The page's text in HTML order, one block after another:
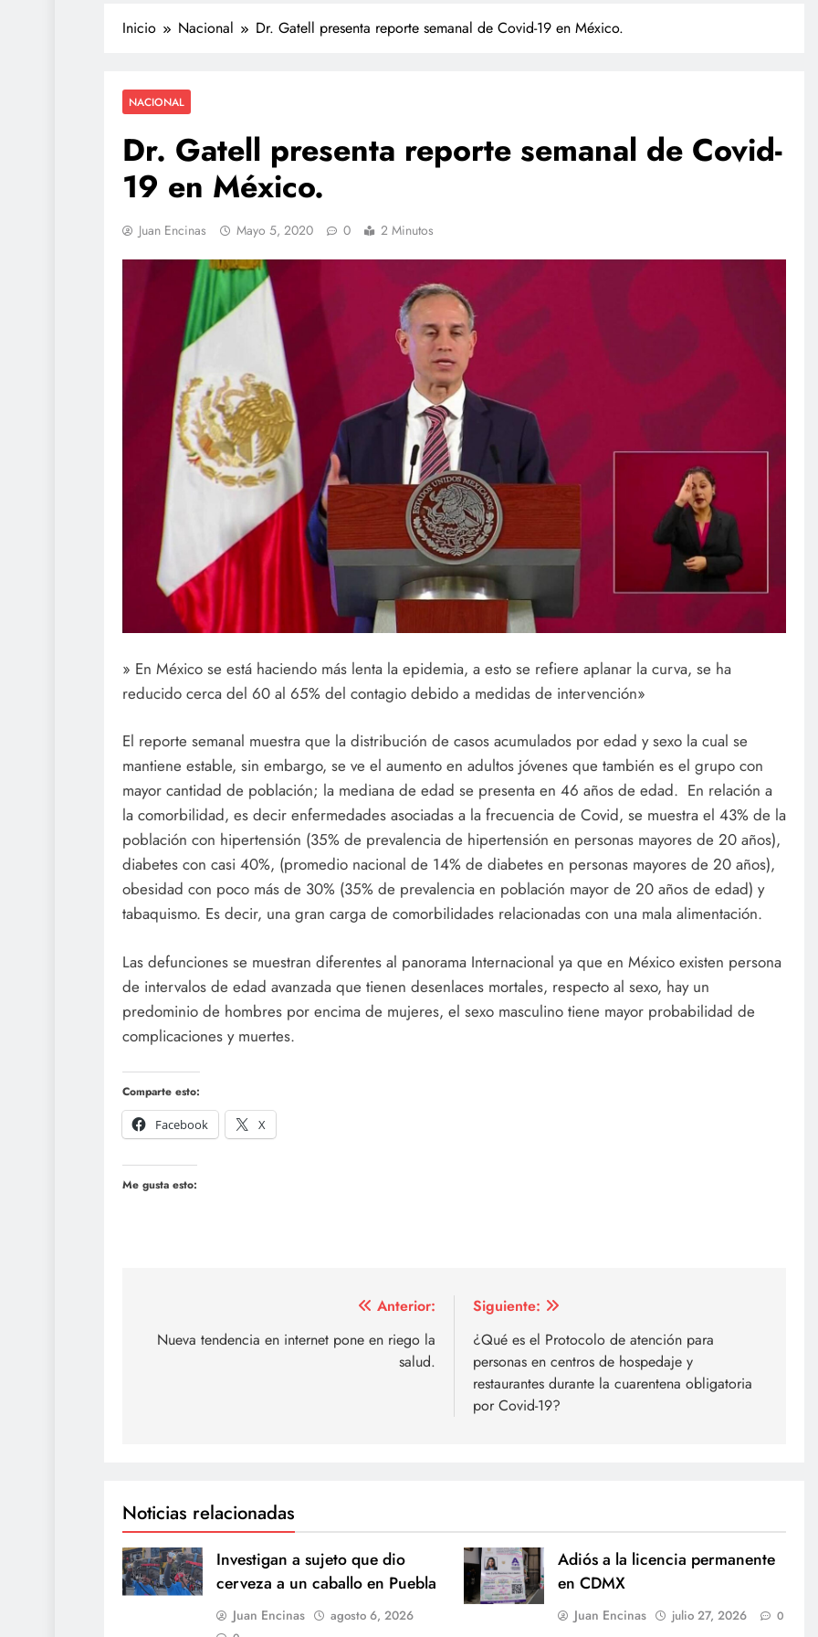
Inicio Nacional Dr. Gatell presenta reporte semanal de Covid-19 en México.
NACIONAL
Dr. Gatell presenta reporte semanal de Covid-
19 en México.
Juan Encinas Mayo 5, 2020 0 2 Minutos
» En México se está haciendo más lenta la epidemia, a esto se refiere aplanar la curva, se ha
reducido cerca del 60 al 65% del contagio debido a medidas de intervención»
El reporte semanal muestra que la distribución de casos acumulados por edad y sexo la cual se
mantiene estable, sin embargo, se ve el aumento en adultos jóvenes que también es el grupo con
mayor cantidad de población; la mediana de edad se presenta en 46 años de edad. En relación a
la comorbilidad, es decir enfermedades asociadas a la frecuencia de Covid, se muestra el 43% de la
población con hipertensión (35% de prevalencia de hipertensión en personas mayores de 20 años),
diabetes con casi 40%, (promedio nacional de 14% de diabetes en personas mayores de 20 años),
obesidad con poco más de 30% (35% de prevalencia en población mayor de 20 años de edad) y
tabaquismo. Es decir, una gran carga de comorbilidades relacionadas con una mala alimentación.
Las defunciones se muestran diferentes al panorama Internacional ya que en México existen persona
de intervalos de edad avanzada que tienen desenlaces mortales, respecto al sexo, hay un
predominio de hombres por encima de mujeres, el sexo masculino tiene mayor probabilidad de
complicaciones y muertes.
Comparte esto:
Facebook
X
Me gusta esto:
de
Anterior:
Nueva tendencia en internet pone en riego la
salud.
Siguiente:
¿Qué es el Protocolo de atención para
personas en centros de hospedaje y
restaurantes durante la cuarentena obligatoria
por Covid-19?
Noticias relacionadas
Investigan a sujeto que dio
cerveza a un caballo en Puebla
Juan Encinas agosto 6, 2026
Adiós a la licencia permanente
en CDMX
Juan Encinas julio 27, 2026 0
Adulto mayor que murió
atropellado fue empujado, revela
video
julio 27, 2026
Trump firma órdenes ejecutivas
contra la ciudadanía por derecho
de nacimiento